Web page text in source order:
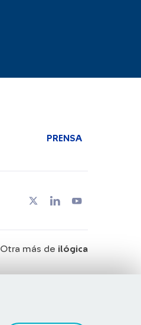
PRENSA
Otra más de ilógica